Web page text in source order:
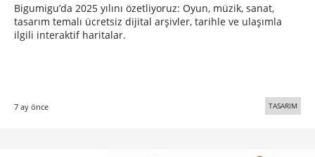
Bigumigu’da 2025 yılını özetliyoruz: Oyun, müzik, sanat,
tasarım temalı ücretsiz dijital arşivler, tarihle ve ulaşımla
ilgili interaktif haritalar.
7 ay önce TASARIM